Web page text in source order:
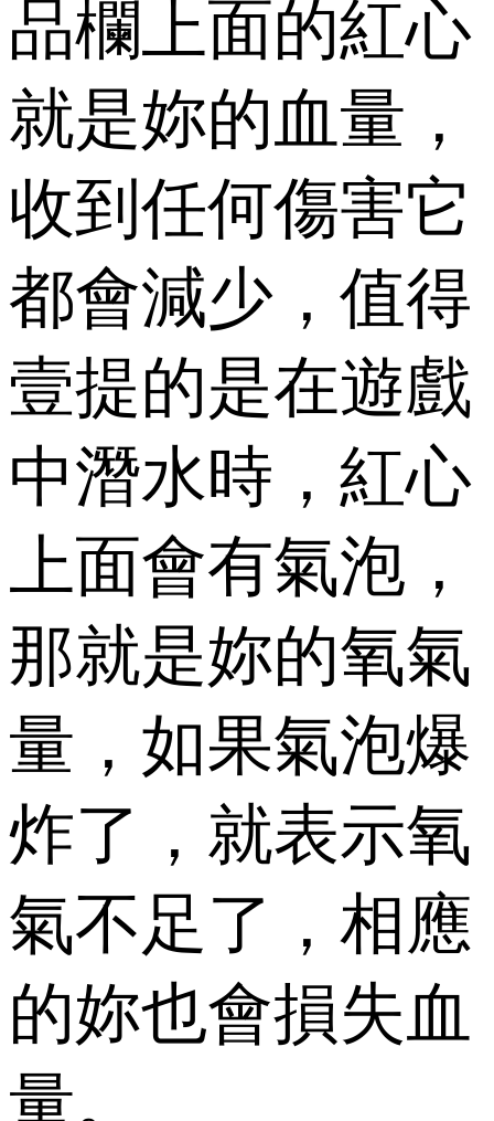
品欄上面的紅心
就是妳的血量，
收到任何傷害它
都會減少，值得
壹提的是在遊戲
中潛水時，紅心
上面會有氣泡，
那就是妳的氧氣
量，如果氣泡爆
炸了，就表示氧
氣不足了，相應
的妳也會損失血
量。